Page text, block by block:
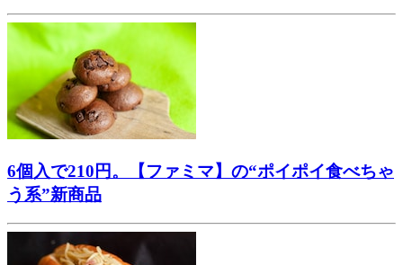
6個入で210円。【ファミマ】の“ポイポイ食べちゃ
う系”新商品